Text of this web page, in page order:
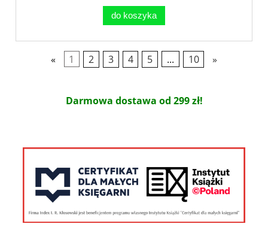
do koszyka
« 1 2 3 4 5 ... 10 »
Darmowa dostawa od 299 zł!